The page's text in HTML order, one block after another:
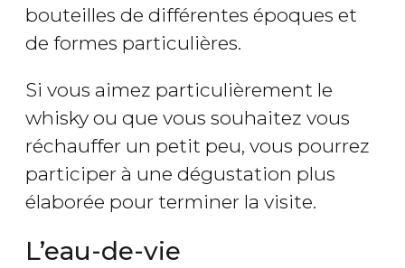
bouteilles de différentes époques et
de formes particulières.
Si vous aimez particulièrement le
whisky ou que vous souhaitez vous
réchauffer un petit peu, vous pourrez
participer à une dégustation plus
élaborée pour terminer la visite.
L’eau-de-vie